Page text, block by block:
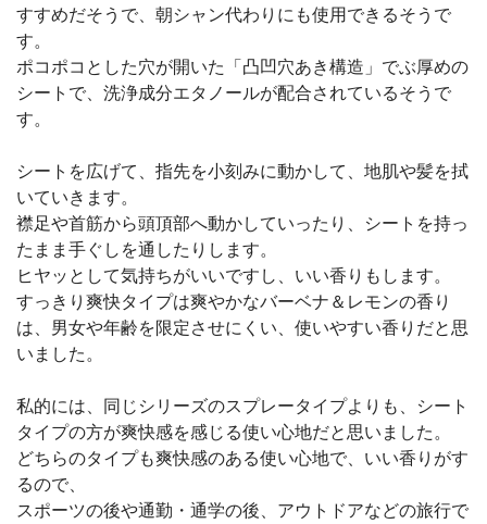
すすめだそうで、朝シャン代わりにも使用できるそうで
す。
ポコポコとした穴が開いた「凸凹穴あき構造」でぶ厚めの
シートで、洗浄成分エタノールが配合されているそうで
す。
シートを広げて、指先を小刻みに動かして、地肌や髪を拭
いていきます。
襟足や首筋から頭頂部へ動かしていったり、シートを持っ
たまま手ぐしを通したりします。
ヒヤッとして気持ちがいいですし、いい香りもします。
すっきり爽快タイプは爽やかなバーベナ＆レモンの香り
は、男女や年齢を限定させにくい、使いやすい香りだと思
いました。
私的には、同じシリーズのスプレータイプよりも、シート
タイプの方が爽快感を感じる使い心地だと思いました。
どちらのタイプも爽快感のある使い心地で、いい香りがす
るので、
スポーツの後や通勤・通学の後、アウトドアなどの旅行で